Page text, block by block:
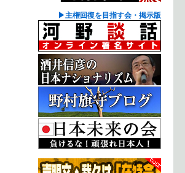
▶主権回復を目指す会・掲示版